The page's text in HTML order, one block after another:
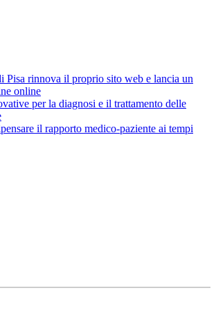
Pisa rinnova il proprio sito web e lancia un
online
per la diagnosi e il trattamento delle
il rapporto medico-paziente ai tempi